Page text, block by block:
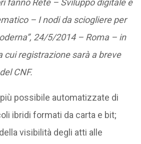
fanno Rete – Sviluppo digitale e
– I nodi da sciogliere per
24/5/2014 – Roma – in
cui registrazione sarà a breve
CNF.
possibile automatizzate di
ibridi formati da carta e bit;
visibilità degli atti alle